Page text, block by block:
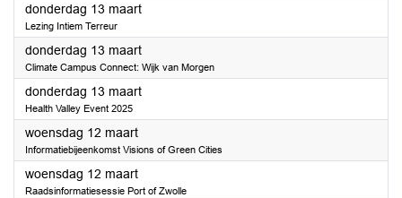
donderdag 13 maart2025
Lezing Intiem Terreur
donderdag 13 maart2025
Climate Campus Connect: Wijk van Morgen
donderdag 13 maart2025
Health Valley Event 2025
woensdag 12 maart2025
Informatiebijeenkomst Visions of Green Cities
woensdag 12 maart2025
Raadsinformatiesessie Port of Zwolle